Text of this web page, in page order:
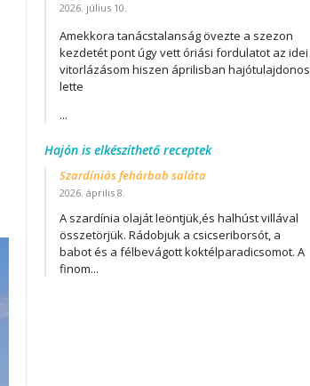
2026. július 10.
Amekkora tanácstalanság övezte a szezon
kezdetét pont úgy vett óriási fordulatot az idei
vitorlázásom hiszen áprilisban hajótulajdonos
lette
...
Hajón is elkészíthető receptek
Szardíniás fehárbab saláta
2026. április 8.
A szardínia olaját leöntjük,és halhúst villával
összetörjük. Rádobjuk a csicseriborsót, a
babot és a félbevágott koktélparadicsomot. A
finom...